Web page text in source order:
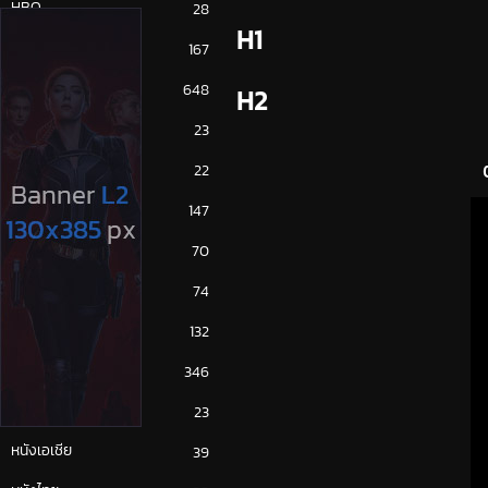
HBO
28
167
648
23
22
ซีรีย์ฝรั่ง
147
ซีรีย์เกาหลี
70
74
132
346
23
หนังเอเชีย
39
H1
H2